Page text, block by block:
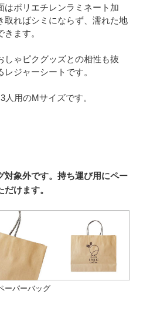
はポリエチレンラミネート加
取ればシミにならず、濡れた地
ます。
しゃピクグッズとの相性も抜
ジャーシートです。
用のMサイズです。
対象外です。持ち運び用にペー
けます。
ーパーバッグ